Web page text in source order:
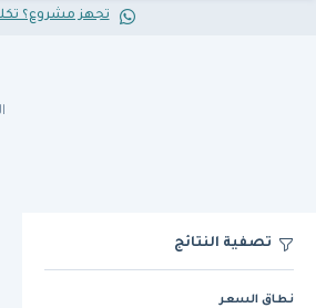
تجهز مشروع؟
تصفية النتائج
نطاق السعر